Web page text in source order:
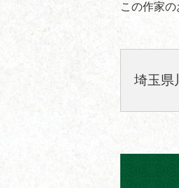
この作家
埼玉県